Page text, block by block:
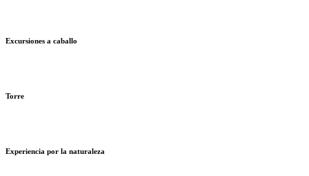
Excursiones a caballo
Torre
Experiencia por la naturaleza